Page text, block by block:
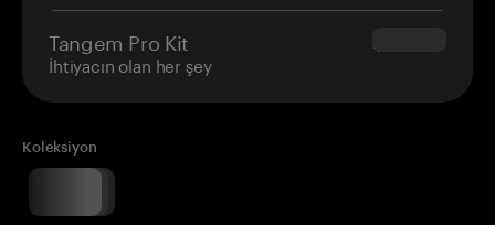
Tangem Pro Kit
İhtiyacın olan her şey
$180.00
Koleksiyon